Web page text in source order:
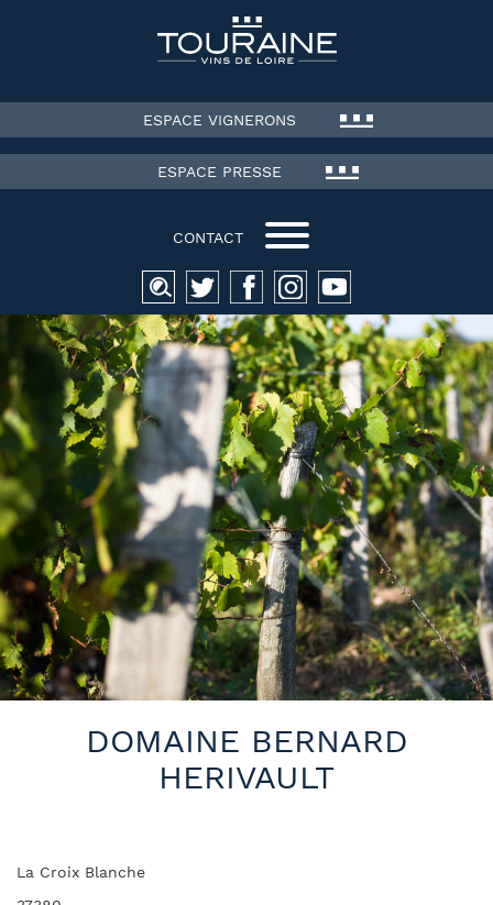
ESPACE VIGNERONS
ESPACE PRESSE
CONTACT
Recherche
pour :
DOMAINE BERNARD
HERIVAULT
La Croix Blanche